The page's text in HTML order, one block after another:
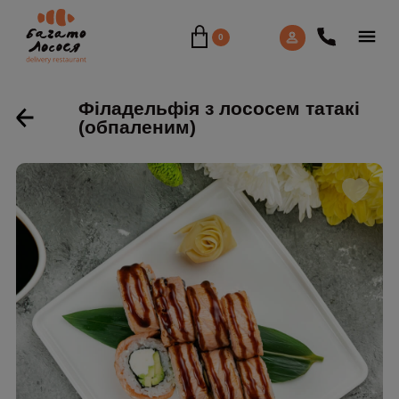
0
Філадельфія з лососем татакі
(обпаленим)